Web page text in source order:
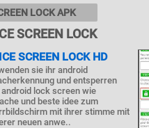
LOCK APK
SCREEN LOCK
SCREEN LOCK HD
sie ihr android
und entsperren
android lock screen wie
und beste idee zum
mit ihrer stimme mit
neuen anwe..